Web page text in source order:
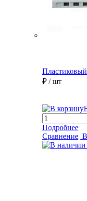
₽ / шт
Подробнее
Сравнение